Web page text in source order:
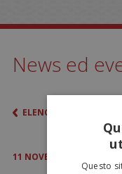
News ed
ELENCO
11 NOVEMBRE
Questo